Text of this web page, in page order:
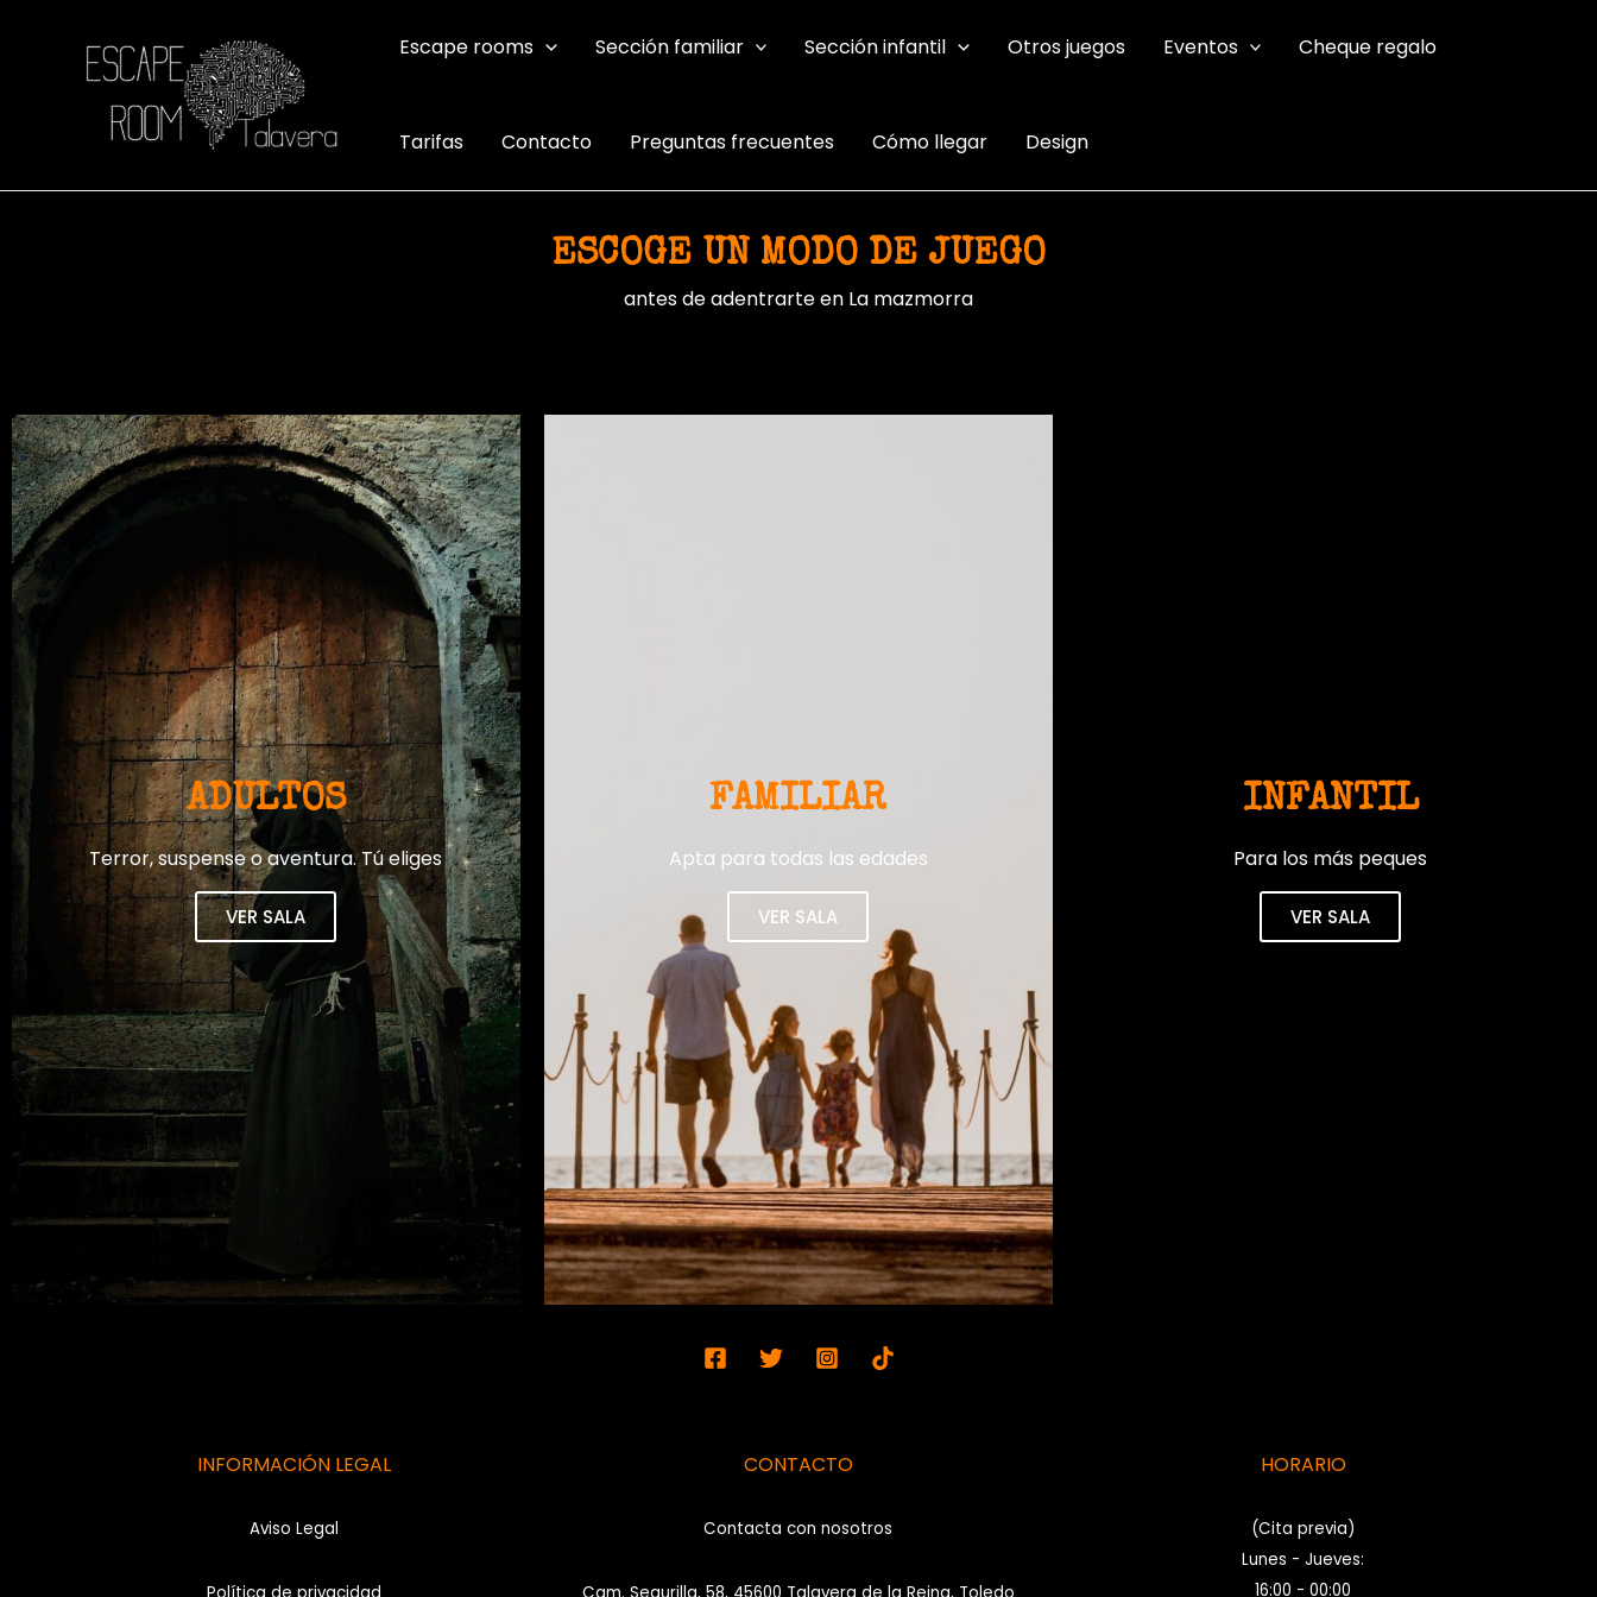
Escape rooms Sección familiar Sección infantil Otros juegos Eventos Cheque regalo
Tarifas Contacto Preguntas frecuentes Cómo llegar Design
ESCOGE UN MODO DE JUEGO
antes de adentrarte en La mazmorra
ADULTOS
Terror, suspense o aventura. Tú eliges
VER SALA
FAMILIAR
Apta para todas las edades
VER SALA
INFANTIL
Para los más peques
VER SALA
INFORMACIÓN LEGAL
Aviso Legal
CONTACTO
Contacta con nosotros
HORARIO
(Cita previa)
Lunes - Jueves:
16:00 - 00:00